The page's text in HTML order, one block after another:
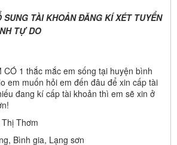
TÀI KHOẢN ĐĂNG KÍ XÉT TUYỂN
TỰ DO
CÓ 1 thắc mắc em sống tại huyện bình
em muốn hỏi em đến đâu để xin cấp tài
đang kí cấp tài khoản thì em sẽ xin ở
Thơm
Bình gia, Lạng sơn